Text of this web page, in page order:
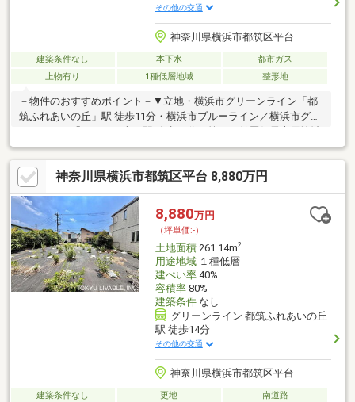
その他の交通
神奈川県横浜市都筑区平台
建築条件なし 本下水
都市ガス
上物有り
1種低層地域 整形地
－物件のおすすめポイント－▼立地・横浜市グリーンライン「都
筑ふれあいの丘」駅 徒歩11分・横浜市ブルーライン／横浜市グリ
▼特徴・建築プランの幅が広がる約75坪の整形地・前面道路は幅
員約6m、間口約15mで開放感有・建築条件付宅地販売ではありま
せん・現況古家有、詳細はお問い合わせください▼周辺環境・横
浜市立茅ケ崎台小学校 徒歩4分(約250m)・東方公園 徒歩2分(約
100m)■ ご希望の住まい探しをお手伝いします ━━━━━・・・
物件の詳細・ご相談はお気軽にお問い合わせください。
神奈川県横浜市都筑区平台 8,880万円
8,880万円
（坪単価:-）
土地面積261.14m2
用途地域１種低層
建ぺい率40%
容積率80%
建築条件なし
グリーンライン 都筑ふれあいの丘
駅 徒歩14分
その他の交通
神奈川県横浜市都筑区平台
建築条件なし 更地
南道路